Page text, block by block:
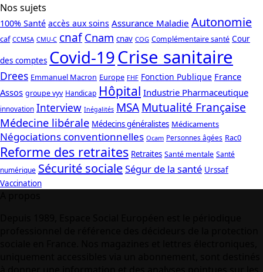
Nos sujets
100% Santé accès aux soins Assurance Maladie Autonomie
caf CCMSA CMU-C cnaf Cnam cnav COG Complémentaire santé Cour
des comptes Covid-19Crise sanitaire
Drees Emmanuel Macron Europe FHF Fonction Publique France
Assos groupe vyv Handicap Hôpital Industrie Pharmaceutique
innovation Interview Inégalités MSAMutualité Française
Médecine libérale Médecins généralistes Médicaments
Négociations conventionnelles Ocam Personnes âgées Rac0
Reforme des retraites Retraites Santé mentale Santé
numérique Sécurité socialeSégur de la santé Urssaf
Vaccination